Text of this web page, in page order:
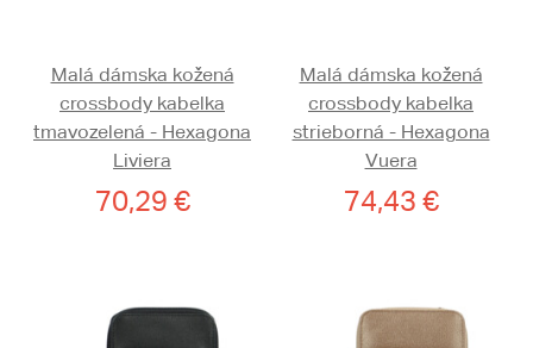
Malá dámska kožená
crossbody kabelka
tmavozelená - Hexagona
Liviera
70,29 €
Malá dámska kožená
crossbody kabelka
strieborná - Hexagona
Vuera
74,43 €